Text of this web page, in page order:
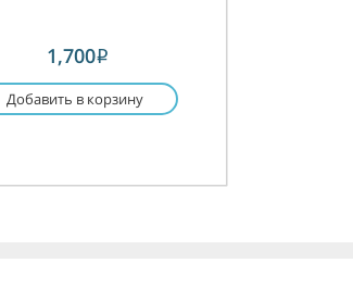
1,700i
Добавить в корзину